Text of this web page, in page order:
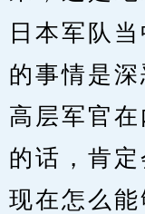
日本军队
的事情是
高层军官
的话，肯定
现在怎么